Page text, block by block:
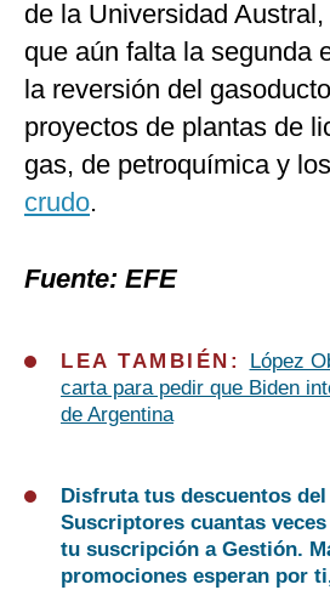
de la Universidad
que aún falta la segunda
la reversión del
proyectos de plantas de
gas, de petroquímica y
crudo.
Fuente: EFE
LEA TAMBIÉN:
López
carta para pedir que Biden
de Argentina
Disfruta tus descuentos
Suscriptores cuantas
tu suscripción a Gestión.
promociones esperan por